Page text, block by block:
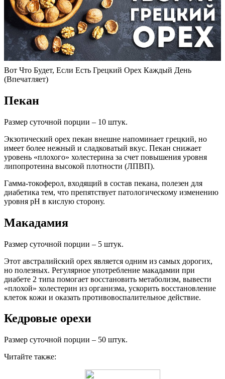
Вот Что Будет, Если Есть Грецкий Орех Каждый День
(Впечатляет)
Пекан
Размер суточной порции ‒ 10 штук.
Экзотический орех пекан внешне напоминает грецкий, но
имеет более нежный и сладковатый вкус. Пекан снижает
уровень «плохого» холестерина за счет повышения уровня
липопротеина высокой плотности (ЛПВП).
Гамма-токоферол, входящий в состав пекана, полезен для
диабетика тем, что препятствует патологическому изменению
уровня рН в кислую сторону.
Макадамия
Размер суточной порции ‒ 5 штук.
Этот австралийский орех является одним из самых дорогих,
но полезных. Регулярное употребление макадамии при
диабете 2 типа помогает восстановить метаболизм, вывести
«плохой» холестерин из организма, ускорить восстановление
клеток кожи и оказать противовоспалительное действие.
Кедровые орехи
Размер суточной порции – 50 штук.
Читайте также: